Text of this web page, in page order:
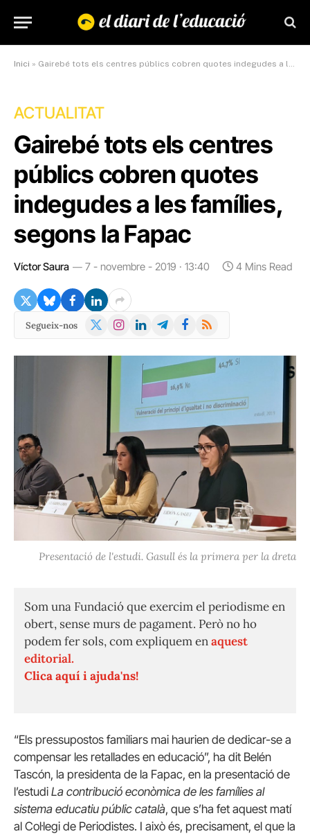
Inici » Gairebé tots els centres públics cobren quotes indegudes a les famílies, segons la Fapac
ACTUALITAT
Gairebé tots els centres
públics cobren quotes
indegudes a les famílies,
segons la Fapac
Víctor Saura 7 - novembre - 2019 · 13:40 4 Mins Read
Segueix-nos
X
Instagram
LinkedInTelegramFacebook
RSS
Presentació de l'estudi. Gasull és la primera per la dreta
Som una Fundació que exercim el periodisme en
obert, sense murs de pagament. Però no ho
podem fer sols, com expliquem enaquest
editorial.
Clica aquí i ajuda'ns!
“Els pressupostos familiars mai haurien de dedicar-se a
compensar les retallades en educació”, ha dit Belén
Tascón, la presidenta de la Fapac, en la presentació de
l’estudi La contribució econòmica de les famílies al
sistema educatiu públic català, que s’ha fet aquest matí
al Col·legi de Periodistes. I això és, precisament, el que la